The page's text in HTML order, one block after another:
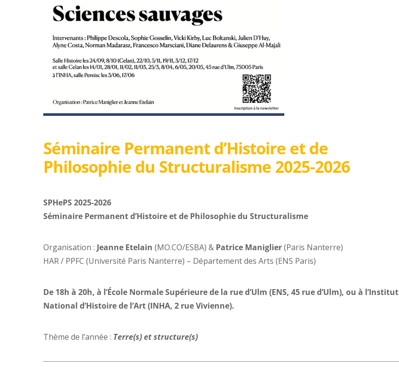
Séminaire Permanent d’Histoire et de
Philosophie du Structuralisme 2025-2026
SPHePS 2025-2026
Séminaire Permanent d’Histoire et de Philosophie du Structuralisme
Organisation : Jeanne Etelain (MO.CO/ESBA) & Patrice Maniglier(Paris Nanterre)
HAR / PPFC (Université Paris Nanterre) – Département des Arts (ENS Paris)
De 18h à 20h, à l’École Normale Supérieure de la rue d’Ulm (ENS, 45 rue d’Ulm), ou à l’Institut
National d’Histoire de l’Art (INHA, 2 rue Vivienne).
Thème de l’année : Terre(s) et structure(s)